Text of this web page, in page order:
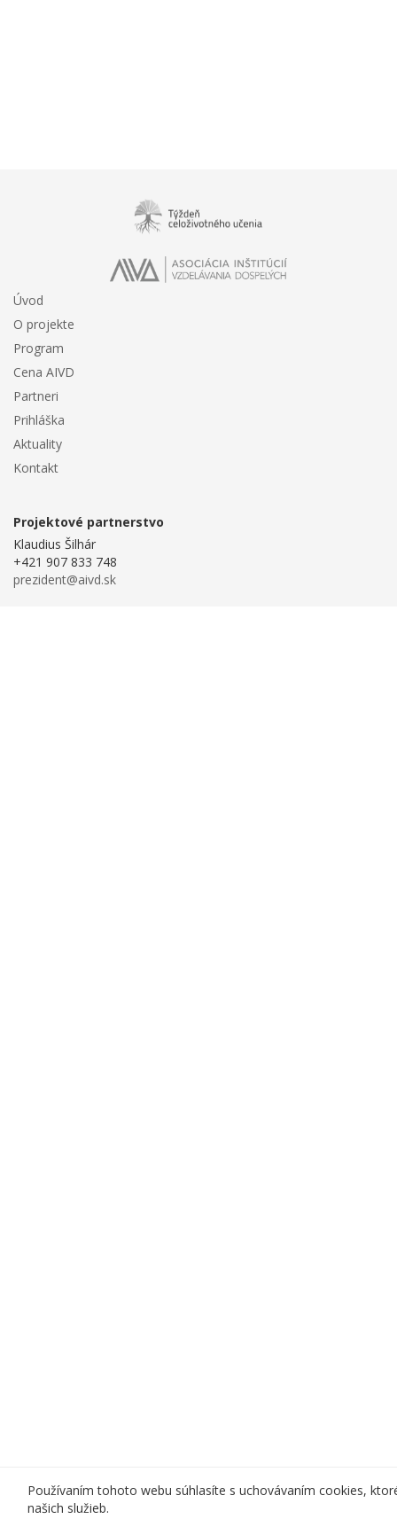
Úvod
O projekte
Program
Cena AIVD
Partneri
Prihláška
Aktuality
Kontakt
Projektové partnerstvo
Klaudius Šilhár
+421 907 833 748
prezident@aivd.sk
Používaním tohoto webu súhlasíte s uchovávaním cookies,
našich služieb.